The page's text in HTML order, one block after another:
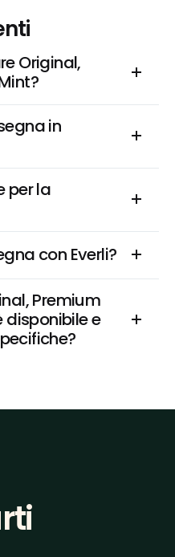
Original,
in
per la
con Everli?
Premium
disponibile e